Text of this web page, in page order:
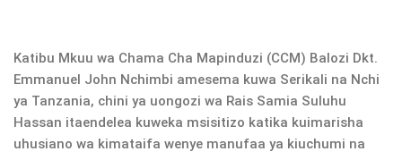
Katibu Mkuu wa Chama Cha Mapinduzi (CCM) Balozi Dkt.
Emmanuel John Nchimbi amesema kuwa Serikali na Nchi
ya Tanzania, chini ya uongozi wa Rais Samia Suluhu
Hassan itaendelea kuweka msisitizo katika kuimarisha
uhusiano wa kimataifa wenye manufaa ya kiuchumi na